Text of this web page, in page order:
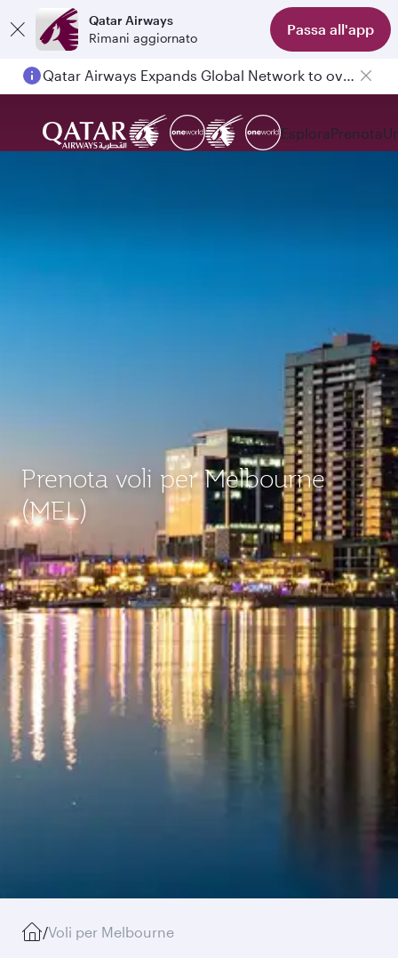
Qatar Airways
Rimani aggiornato
Passa all'app
Qatar Airways Expands Global Network to over 160 Destinations
EsploraPrenota
Prenota voli per Melbourne
(MEL)
/Voli per Melbourne